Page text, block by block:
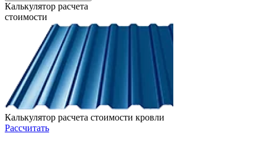
Калькулятор расчета
стоимости
Калькулятор расчета стоимости кровли
Рассчитать